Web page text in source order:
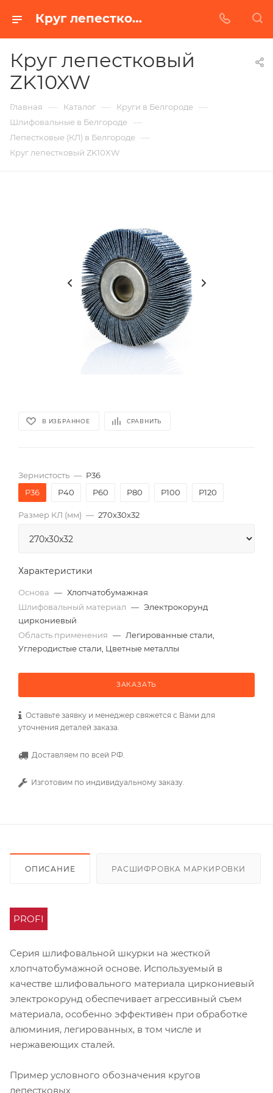
Круг лепестковый ZK10XW в Белгороде | Купить по недорогой цене от Абразивного Завода
Круг лепестковый
ZK10XW
Главная — Каталог — Круги в Белгороде —
Шлифовальные в Белгороде —
Лепестковые (КЛ) в Белгороде —
Круг лепестковый ZK10XW
В ИЗБРАННОЕ СРАВНИТЬ
Зернистость — P36
P36
P40 P60 P80 P100 P120
Размер КЛ (мм) — 270x30x32
Характеристики
Основа — Хлопчатобумажная
Шлифовальный материал — Электрокорунд
циркониевый
Область применения — Легированные стали,
Углеродистые стали, Цветные металлы
ЗАКАЗАТЬ
Оставьте заявку и менеджер свяжется с Вами для
уточнения деталей заказа.
Доставляем по всей РФ.
Изготовим по индивидуальному заказу.
ОПИСАНИЕ РАСШИФРОВКА МАРКИРОВКИ
PROFI
Серия шлифовальной шкурки на жесткой
хлопчатобумажной основе. Используемый в
качестве шлифовального материала циркониевый
электрокорунд обеспечивает агрессивный съем
материала, особенно эффективен при обработке
алюминия, легированных, в том числе и
нержавеющих сталей.
Пример условного обозначения кругов
лепестковых